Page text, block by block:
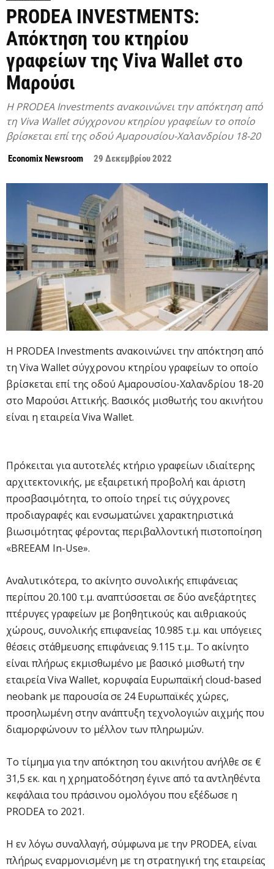
PRODEA INVESTMENTS:
Απόκτηση του κτηρίου
γραφείων της Viva Wallet στο
Μαρούσι
Η PRODEA Investments ανακοινώνει την απόκτηση από
τη Viva Wallet σύγχρονου κτηρίου γραφείων το οποίο
βρίσκεται επί της οδού Αμαρουσίου-Χαλανδρίου 18-20
Economix Newsroom 29 Δεκεμβρίου 2022
Η PRODEA Investments ανακοινώνει την απόκτηση από
τη Viva Wallet σύγχρονου κτηρίου γραφείων το οποίο
βρίσκεται επί της οδού Αμαρουσίου-Χαλανδρίου 18-20
στο Μαρούσι Αττικής. Βασικός μισθωτής του ακινήτου
είναι η εταιρεία Viva Wallet.
Πρόκειται για αυτοτελές κτήριο γραφείων ιδιαίτερης
αρχιτεκτονικής, με εξαιρετική προβολή και άριστη
προσβασιμότητα, το οποίο τηρεί τις σύγχρονες
προδιαγραφές και ενσωματώνει χαρακτηριστικά
βιωσιμότητας φέροντας περιβαλλοντική πιστοποίηση
«BREEAM In-Use».
Αναλυτικότερα, το ακίνητο συνολικής επιφάνειας
περίπου 20.100 τ.μ. αναπτύσσεται σε δύο ανεξάρτητες
πτέρυγες γραφείων με βοηθητικούς και αιθριακούς
χώρους, συνολικής επιφανείας 10.985 τ.μ. και υπόγειες
θέσεις στάθμευσης επιφάνειας 9.115 τ.μ.. Το ακίνητο
είναι πλήρως εκμισθωμένο με βασικό μισθωτή την
εταιρεία Viva Wallet, κορυφαία Ευρωπαϊκή cloud-based
neobank με παρουσία σε 24 Ευρωπαϊκές χώρες,
προσηλωμένη στην ανάπτυξη τεχνολογιών αιχμής που
διαμορφώνουν το μέλλον των πληρωμών.
Το τίμημα για την απόκτηση του ακινήτου ανήλθε σε €
31,5 εκ. και η χρηματοδότηση έγινε από τα αντληθέντα
κεφάλαια του πράσινου ομολόγου που εξέδωσε η
PRODEA το 2021.
Η εν λόγω συναλλαγή, σύμφωνα με την PRODEA, είναι
πλήρως εναρμονισμένη με τη στρατηγική της εταιρείας